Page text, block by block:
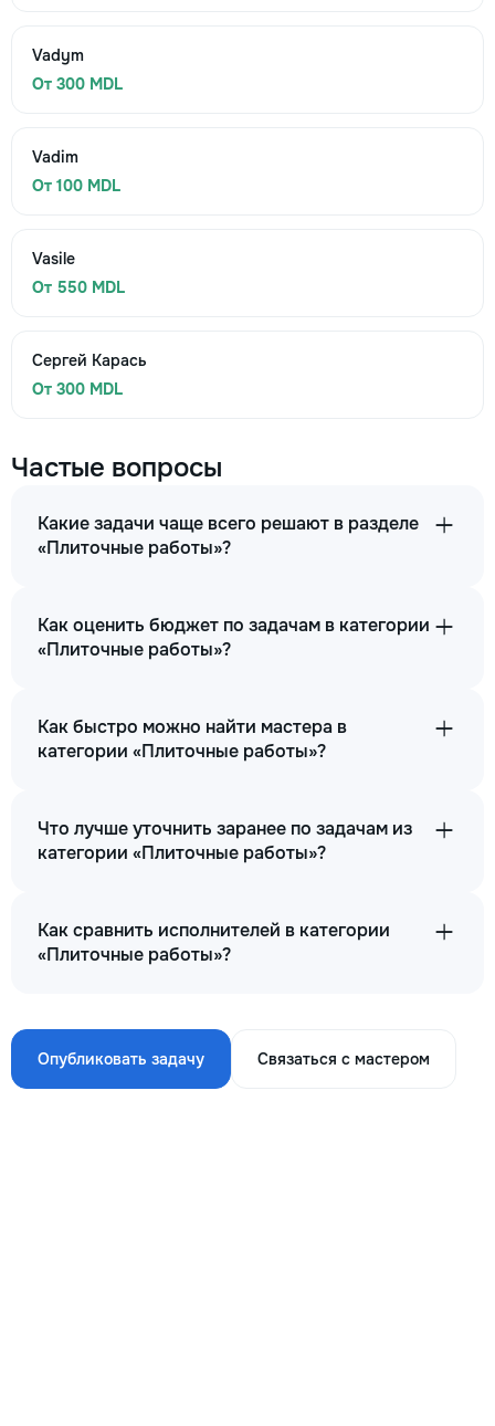
Vadym
От 300 MDL
Vadim
От 100 MDL
Vasile
От 550 MDL
Сергей Карась
От 300 MDL
Частые вопросы
Какие задачи чаще всего решают в разделе
«Плиточные работы»?
Как оценить бюджет по задачам в категории
«Плиточные работы»?
Как быстро можно найти мастера в
категории «Плиточные работы»?
Что лучше уточнить заранее по задачам из
категории «Плиточные работы»?
Как сравнить исполнителей в категории
«Плиточные работы»?
Опубликовать задачу Связаться с мастером